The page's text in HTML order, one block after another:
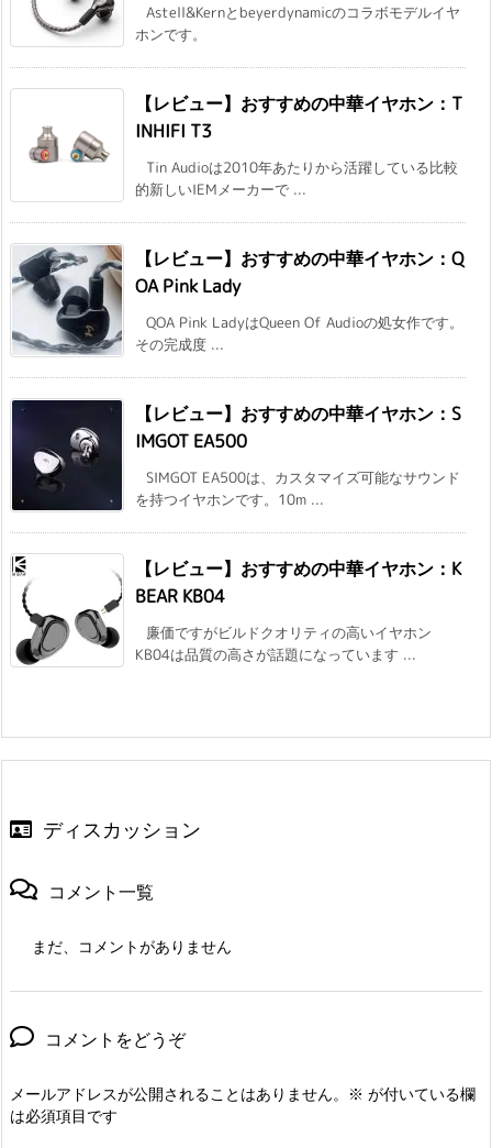
Astell&Kernとbeyerdynamicのコラボモデルイヤ
ホンです。
【レビュー】おすすめの中華イヤホン：T
INHIFI T3
Tin Audioは2010年あたりから活躍している比較
的新しいIEMメーカーで ...
【レビュー】おすすめの中華イヤホン：Q
OA Pink Lady
QOA Pink LadyはQueen Of Audioの処女作です。
その完成度 ...
【レビュー】おすすめの中華イヤホン：S
IMGOT EA500
SIMGOT EA500は、カスタマイズ可能なサウンド
を持つイヤホンです。10m ...
【レビュー】おすすめの中華イヤホン：K
BEAR KB04
廉価ですがビルドクオリティの高いイヤホン
KB04は品質の高さが話題になっています ...
ディスカッション
コメント一覧
まだ、コメントがありません
コメントをどうぞ
メールアドレスが公開されることはありません。 ※ が付いている欄
は必須項目です